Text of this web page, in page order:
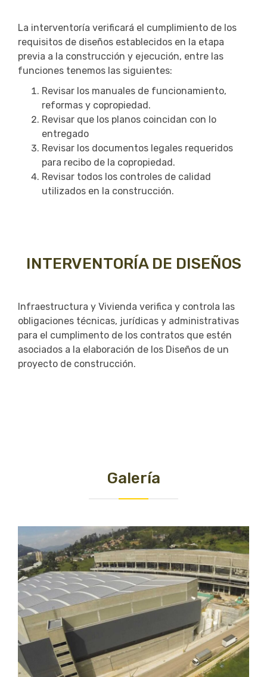
La interventoría verificará el cumplimiento de los
requisitos de diseños establecidos en la etapa
previa a la construcción y ejecución, entre las
funciones tenemos las siguientes:
Revisar los manuales de funcionamiento,
reformas y copropiedad.
Revisar que los planos coincidan con lo
entregado
Revisar los documentos legales requeridos
para recibo de la copropiedad.
Revisar todos los controles de calidad
utilizados en la construcción.
INTERVENTORÍA DE DISEÑOS
Infraestructura y Vivienda verifica y controla las
obligaciones técnicas, jurídicas y administrativas
para el cumplimento de los contratos que estén
asociados a la elaboración de los Diseños de un
proyecto de construcción.
Galería